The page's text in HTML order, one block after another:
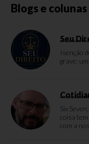
Blogs e colunas
Seu
Isenção
grave:
Six
coisa
com a